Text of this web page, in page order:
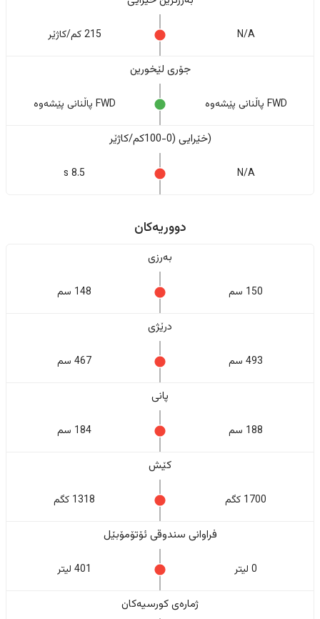
N/A 215 کم/کاژێر
جۆری لێخورین
FWD پاڵنانی پێشەوە FWD پاڵنانی پێشەوە
(خێرایی (0-100کم/کاژێر
N/A
8.5 s
دووریەکان
بەرزی
150 سم 148 سم
درێژی
493 سم 467 سم
پانی
188 سم 184 سم
کێش
1700 کگم 1318 کگم
فراوانی سندوقی ئۆتۆمۆبێل
0 لیتر 401 لیتر
ژمارەی کورسیەکان